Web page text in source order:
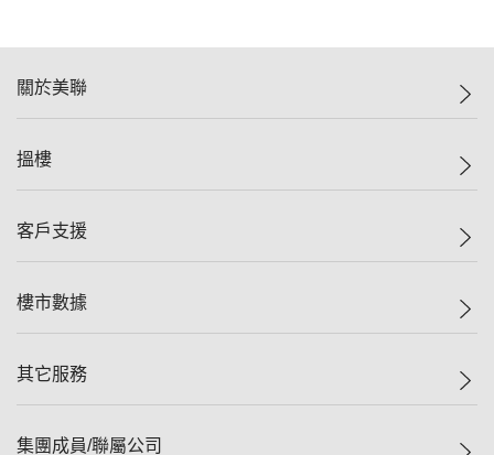
關於美聯
美聯集團
人才招募
搵樓
一手新盤
減價
美聯豪宅
獨家樓盤
租盤
客戶支援
自助放盤
查詢熱線
按揭計算機
樓市數據
樓價指數
其它服務
屋苑專頁
集團成員/聯屬公司